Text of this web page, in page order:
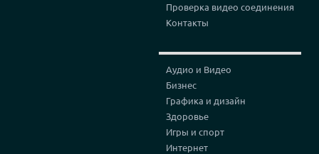
Проверка видео соединения
Контакты
Аудио и Видео
Бизнес
Графика и дизайн
Здоровье
Игры и спорт
Интернет